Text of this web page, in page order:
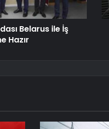
Belarus ile İş
Hazır